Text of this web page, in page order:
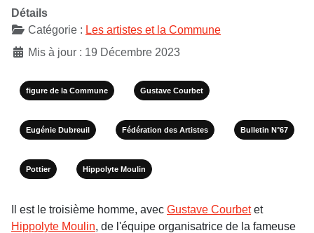
Détails
Catégorie : Les artistes et la Commune
Mis à jour : 19 Décembre 2023
figure de la Commune Gustave Courbet
Eugénie Dubreuil Fédération des Artistes Bulletin N°67
Pottier Hippolyte Moulin
Il est le troisième homme, avec Gustave Courbetet
Hippolyte Moulin, de l'équipe organisatrice de la fameuse